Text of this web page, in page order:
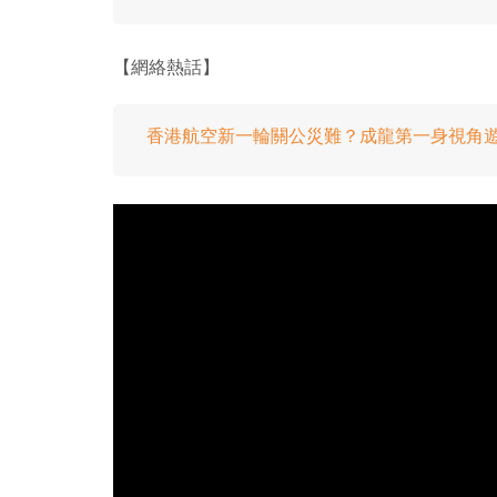
【網絡熱話】
香港航空新一輪關公災難？成龍第一身視角